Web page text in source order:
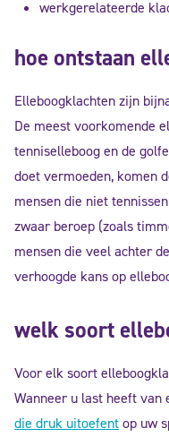
werkgerelateerde
hoe ontstaan
Elleboogklachten zijn
De meest voorkomende
tenniselleboog en de
doet vermoeden, komen
mensen die niet
zwaar beroep (zoals
mensen die veel achter
verhoogde kans op
welk soort
Voor elk soort
Wanneer u last heeft van
die druk uitoefentop uw